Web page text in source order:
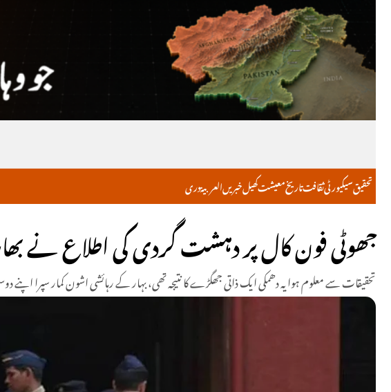
خبریںکھیلمعیشتتاریخثقافتسیکیورٹیتحقیق دریالعربية
جھوٹی فون کال پر دہشت گردی کی اطلاع نے
تحقیقات سے معلوم ہوا یہ دھمکی ایک ذاتی جھگڑے کا نتیجہ تھی، بہار کے رہائشی اشون کمار سپرا اپنے